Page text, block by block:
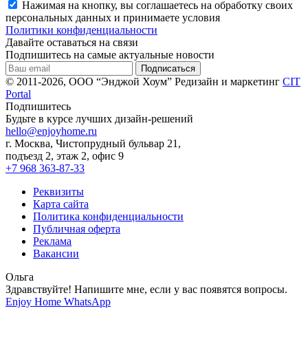
Нажимая на кнопку, вы соглашаетесь на обработку своих
персональных данных и принимаете условия
Политики конфиденциальности
Давайте оставаться на связи
Подпишитесь на самые актуальные новости
© 2011-2026, ООО “Энджой Хоум” Редизайн и маркетинг CIT
Portal
Подпишитесь
Будьте в курсе лучших дизайн-решений
hello@enjoyhome.ru
г. Москва, Чистопрудный бульвар 21,
подъезд 2, этаж 2, офис 9
+7 968 363-87-33
Реквизиты
Карта сайта
Политика конфиденциальности
Публичная оферта
Реклама
Вакансии
Ольга
Здравствуйте! Напишите мне, если у вас появятся вопросы.
Enjoy Home WhatsApp